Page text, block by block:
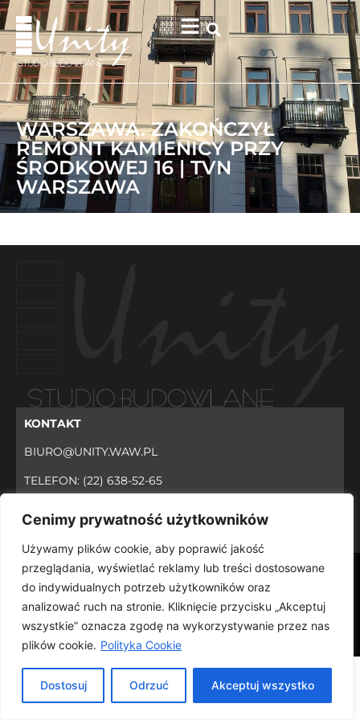
Cenimy prywatność użytkowników
Używamy plików cookie, aby poprawić jakość
przeglądania, wyświetlać reklamy lub treści dostosowane
do indywidualnych potrzeb użytkowników oraz
analizować ruch na stronie. Kliknięcie przycisku „Akceptuj
wszystkie” oznacza zgodę na wykorzystywanie przez nas
plików cookie. Polityka Cookie
Dostosuj Odrzuć Akceptuj wszystko
WARSZAWA. ZAKOŃCZYŁ
REMONT KAMIENICY PRZY
ŚRODKOWEJ 16 | TVN
WARSZAWA
KONTAKT
BIURO@UNITY.WAW.PL
TELEFON: (22) 638-52-65
© 2024 WWW.UNITY.WAW.PL WSZYSTKIE PRAWA
ZASTRZEŻONE